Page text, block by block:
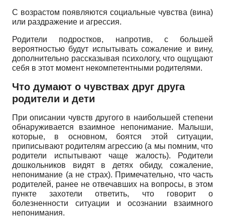
С возрастом появляются социальные чувства (вина)
или раздражение и агрессия.
Родители подростков, напротив, с большей
вероятностью будут испытывать сожаление и вину,
дополнительно рассказывая психологу, что ощущают
себя в этот момент некомпетентными родителями.
Что думают о чувствах друг друга
родители и дети
При описании чувств другого в наибольшей степени
обнаруживается взаимное непонимание. Малыши,
которые, в основном, боятся этой ситуации,
приписывают родителям агрессию (а мы помним, что
родители испытывают чаще жалость). Родители
дошкольников видят в детях обиду, сожаление,
непонимание (а не страх). Примечательно, что часть
родителей, ранее не отвечавших на вопросы, в этом
пункте захотели ответить, что говорит о
болезненности ситуации и осознании взаимного
непонимания.